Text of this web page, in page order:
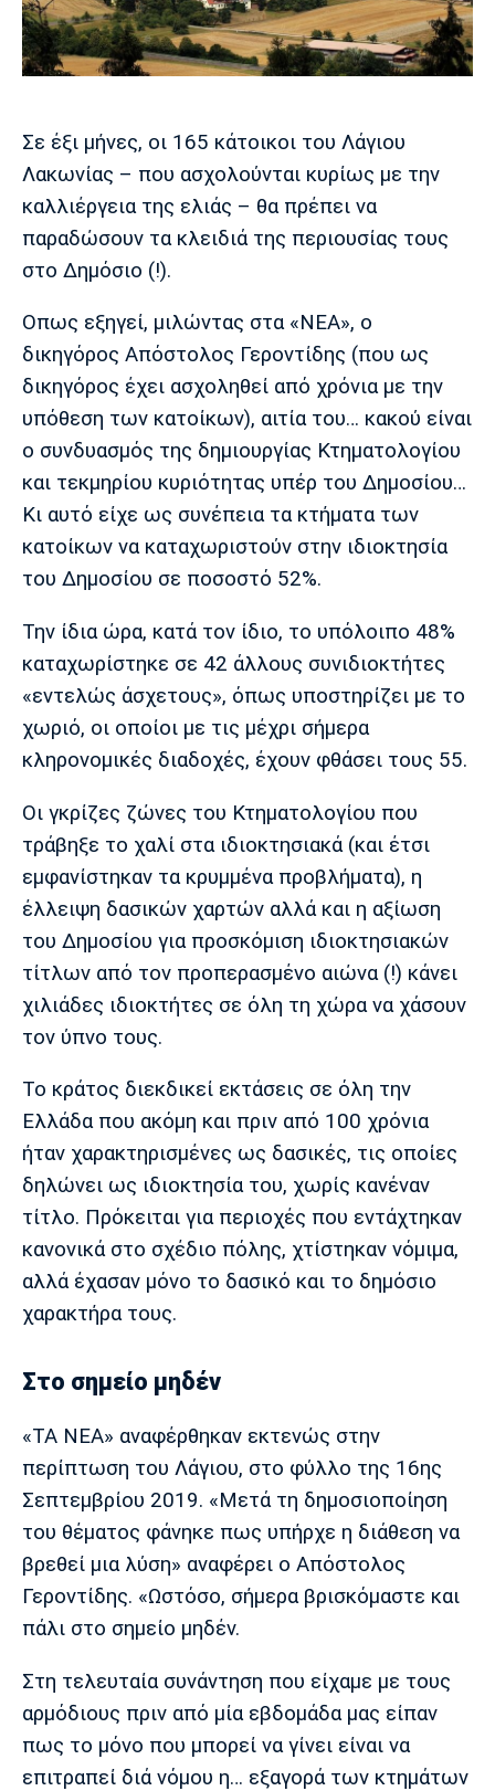
Πολιτισμός
Τραγούδια
Running
Media
Παρασκήνιο
Πρόγραμμα TV
Μπαρτσελόνα
Ρεάλ
Ατλέτικο
Μάντσεστερ
Γιουνάιτεντ
Τσέλσι Άρσεναλ
Λίβερπουλ
Μάντσεστερ
Σίτι
Γιουβέντους
Ίντερ Μίλαν Μπάγερν
Μπορούσια
Παρί Σεν
Μαρσέιγ
Μονακό
Ερυθρός
Αστέρας
Τότεναμ
Πόρτο Μπενφίκα
Σε έξι μήνες, οι 165 κάτοικοι του Λάγιου
Λακωνίας – που ασχολούνται κυρίως με την
καλλιέργεια της ελιάς – θα πρέπει να
παραδώσουν τα κλειδιά της περιουσίας τους
στο Δημόσιο (!).
Οπως εξηγεί, μιλώντας στα «ΝΕΑ», ο
δικηγόρος Απόστολος Γεροντίδης (που ως
δικηγόρος έχει ασχοληθεί από χρόνια με την
υπόθεση των κατοίκων), αιτία του… κακού είναι
ο συνδυασμός της δημιουργίας Κτηματολογίου
και τεκμηρίου κυριότητας υπέρ του Δημοσίου…
Κι αυτό είχε ως συνέπεια τα κτήματα των
κατοίκων να καταχωριστούν στην ιδιοκτησία
του Δημοσίου σε ποσοστό 52%.
Την ίδια ώρα, κατά τον ίδιο, το υπόλοιπο 48%
καταχωρίστηκε σε 42 άλλους συνιδιοκτήτες
«εντελώς άσχετους», όπως υποστηρίζει με το
χωριό, οι οποίοι με τις μέχρι σήμερα
κληρονομικές διαδοχές, έχουν φθάσει τους 55.
Οι γκρίζες ζώνες του Κτηματολογίου που
τράβηξε το χαλί στα ιδιοκτησιακά (και έτσι
εμφανίστηκαν τα κρυμμένα προβλήματα), η
έλλειψη δασικών χαρτών αλλά και η αξίωση
του Δημοσίου για προσκόμιση ιδιοκτησιακών
τίτλων από τον προπερασμένο αιώνα (!) κάνει
χιλιάδες ιδιοκτήτες σε όλη τη χώρα να χάσουν
τον ύπνο τους.
Το κράτος διεκδικεί εκτάσεις σε όλη την
Ελλάδα που ακόμη και πριν από 100 χρόνια
ήταν χαρακτηρισμένες ως δασικές, τις οποίες
δηλώνει ως ιδιοκτησία του, χωρίς κανέναν
τίτλο. Πρόκειται για περιοχές που εντάχτηκαν
κανονικά στο σχέδιο πόλης, χτίστηκαν νόμιμα,
αλλά έχασαν μόνο το δασικό και το δημόσιο
χαρακτήρα τους.
Στο σημείο μηδέν
«ΤΑ ΝΕΑ» αναφέρθηκαν εκτενώς στην
περίπτωση του Λάγιου, στο φύλλο της 16ης
Σεπτεμβρίου 2019. «Μετά τη δημοσιοποίηση
του θέματος φάνηκε πως υπήρχε η διάθεση να
βρεθεί μια λύση» αναφέρει ο Απόστολος
Γεροντίδης. «Ωστόσο, σήμερα βρισκόμαστε και
πάλι στο σημείο μηδέν.
Στη τελευταία συνάντηση που είχαμε με τους
αρμόδιους πριν από μία εβδομάδα μας είπαν
πως το μόνο που μπορεί να γίνει είναι να
επιτραπεί διά νόμου η… εξαγορά των κτημάτων